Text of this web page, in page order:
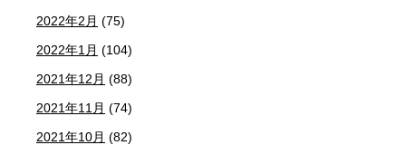
2022年2月 (75)
2022年1月 (104)
2021年12月 (88)
2021年11月 (74)
2021年10月 (82)